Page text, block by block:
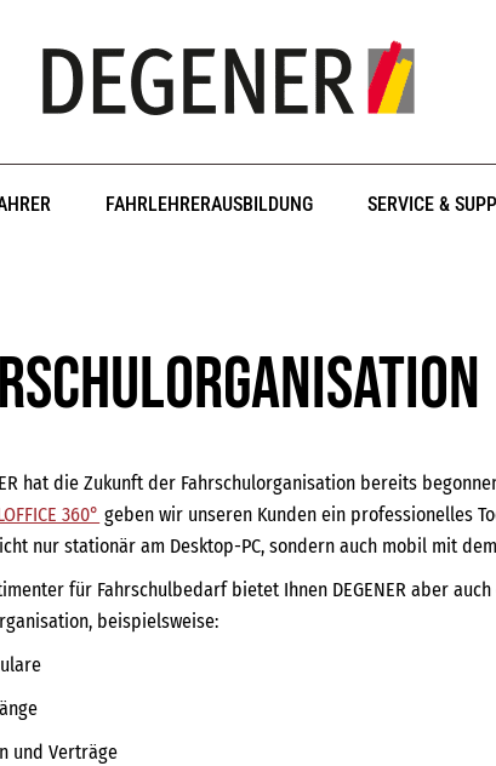
FAHRLEHRERAUSBILDUNG SERVICE &
hat die Zukunft der Fahrschulorganisation bereits
360° geben wir unseren Kunden ein professionelles
nur stationär am Desktop-PC, sondern auch mobil mit
für Fahrschulbedarf bietet Ihnen DEGENER aber
beispielsweise:
und Verträge